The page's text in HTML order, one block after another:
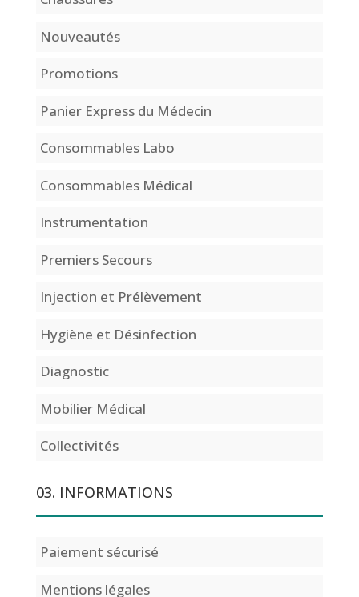
Nouveautés
Promotions
Panier Express du Médecin
Consommables Labo
Consommables Médical
Instrumentation
Premiers Secours
Injection et Prélèvement
Hygiène et Désinfection
Diagnostic
Mobilier Médical
Collectivités
03. INFORMATIONS
Paiement sécurisé
Mentions légales